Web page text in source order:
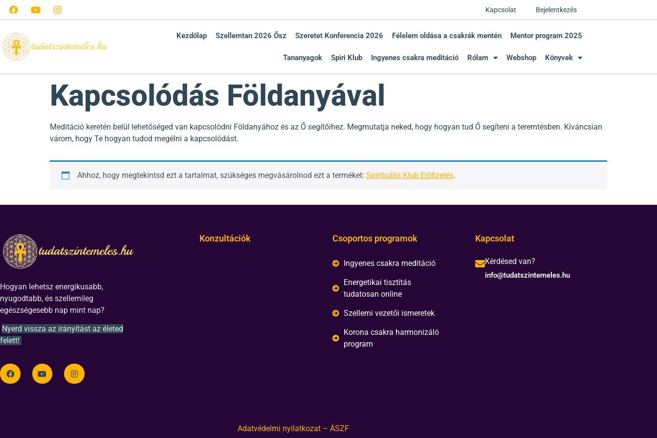
Kapcsolat Bejelentkezés
Kezdőlap Szellemtan 2026 Ősz Szeretet Konferencia 2026 Félelem oldása a csakrák mentén Mentor program 2025
Tananyagok Spiri Klub Ingyenes csakra meditáció Rólam Webshop Könyvek
Kapcsolódás Földanyával
Meditáció keretén belül lehetőséged van kapcsolódni Földanyához és az Ő segítőihez. Megmutatja neked, hogy hogyan tud Ő segíteni a teremtésben. Kíváncsian
várom, hogy Te hogyan tudod megélni a kapcsolódást.
Ahhoz, hogy megtekintsd ezt a tartalmat, szükséges megvásárolnod ezt a terméket: Spirituális Klub Előfizetés.
Hogyan lehetsz energikusabb,
nyugodtabb, és szellemileg
egészségesebb nap mint nap?
Nyerd vissza az irányítást az életed
felett!
Konzultációk Csoportos programok
Ingyenes csakra meditáció
Energetikai tisztítás
tudatosan online
Szellemi vezetői ismeretek
Korona csakra harmonizáló
program
Kapcsolat
Kérdésed van?
info@tudatszintemeles.hu
Adatvédelmi nyilatkozat – ÁSZF